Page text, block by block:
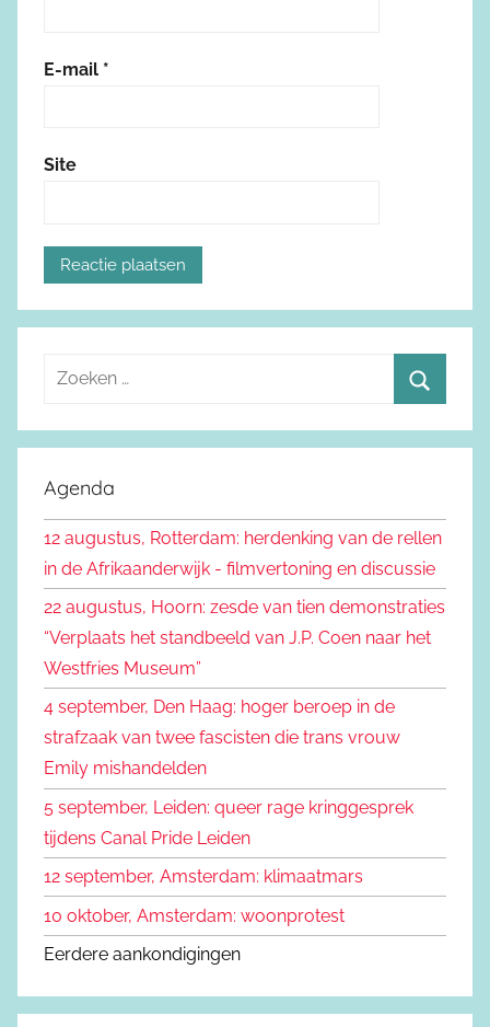
E-mail *
Site
e
e
n
a
:
o
e
n
Agenda
12 augustus, Rotterdam: herdenking van de rellen
in de Afrikaanderwijk - filmvertoning en discussie
22 augustus, Hoorn: zesde van tien demonstraties
“Verplaats het standbeeld van J.P. Coen naar het
Westfries Museum”
4 september, Den Haag: hoger beroep in de
strafzaak van twee fascisten die trans vrouw
Emily mishandelden
5 september, Leiden: queer rage kringgesprek
tijdens Canal Pride Leiden
12 september, Amsterdam: klimaatmars
10 oktober, Amsterdam: woonprotest
Eerdere aankondigingen